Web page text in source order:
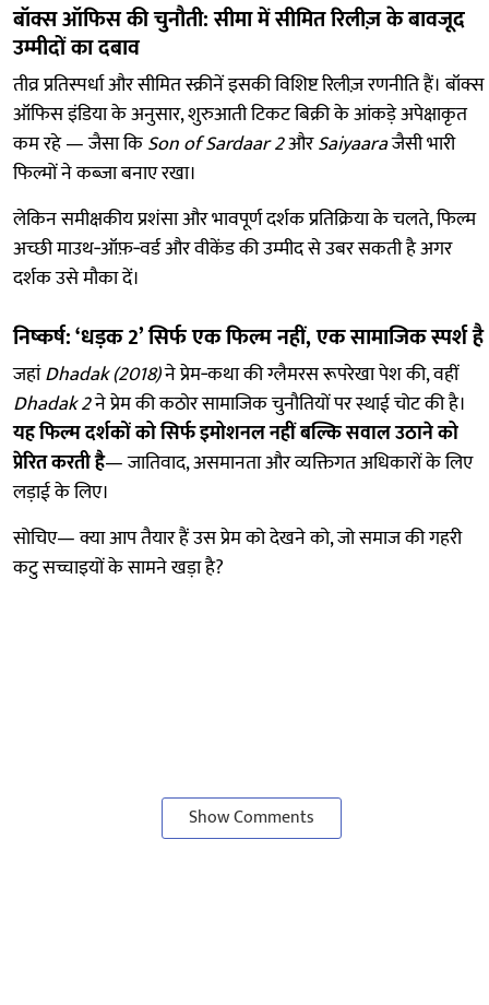
बॉक्स ऑफिस की चुनौती: सीमा में सीमित रिलीज़ के बावजूद
उम्मीदों का दबाव
तीव्र प्रतिस्पर्धा और सीमित स्क्रीनें इसकी विशिष्ट रिलीज़ रणनीति हैं। बॉक्स
ऑफिस इंडिया के अनुसार, शुरुआती टिकट बिक्री के आंकड़े अपेक्षाकृत
कम रहे — जैसा किSon of Sardaar 2औरSaiyaaraजैसी भारी
फिल्मों ने कब्ज़ा बनाए रखा।
लेकिन समीक्षकीय प्रशंसा और भावपूर्ण दर्शक प्रतिक्रिया के चलते, फिल्म
अच्छी माउथ‑ऑफ़‑वर्ड और वीकेंड की उम्मीद से उबर सकती है अगर
दर्शक उसे मौका दें।
निष्कर्ष: ‘धड़क 2’ सिर्फ एक फिल्म नहीं, एक सामाजिक स्पर्श है
जहांDhadak (2018)ने प्रेम‑कथा की ग्लैमरस रूपरेखा पेश की, वहीं
Dhadak 2ने प्रेम की कठोर सामाजिक चुनौतियों पर स्थाई चोट की है।
यह फिल्म दर्शकों को सिर्फ इमोशनल नहीं बल्कि सवाल उठाने को
प्रेरित करती है— जातिवाद, असमानता और व्यक्तिगत अधिकारों के लिए
लड़ाई के लिए।
सोचिए— क्या आप तैयार हैं उस प्रेम को देखने को, जो समाज की गहरी
कटु सच्चाइयों के सामने खड़ा है?
Show Comments